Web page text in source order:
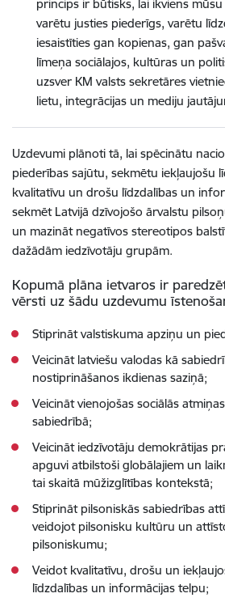
princips ir būtisks, lai ikviens
varētu justies piederīgs, varētu
iesaistīties gan kopienas, gan
līmeņa sociālajos, kultūras un
uzsver KM valsts sekretāres
lietu, integrācijas un mediju
Uzdevumi plānoti tā, lai spēcinātu
piederības sajūtu, sekmētu iekļaujošu
kvalitatīvu un drošu līdzdalības un
sekmēt Latvijā dzīvojošo ārvalstu
un mazināt negatīvos stereotipos
dažādām iedzīvotāju grupām.
Kopumā plāna ietvaros ir
vērsti uz šādu uzdevumu
Stiprināt valstiskuma apziņu un
Veicināt latviešu valodas kā
nostiprināšanos ikdienas saziņā;
Veicināt vienojošas sociālās
sabiedrībā;
Veicināt iedzīvotāju demokrātijas
apguvi atbilstoši globālajiem un
tai skaitā mūžizglītības kontekstā;
Stiprināt pilsoniskās sabiedrības
veidojot pilsonisku kultūru un
pilsoniskumu;
Veidot kvalitatīvu, drošu un
līdzdalības un informācijas telpu;